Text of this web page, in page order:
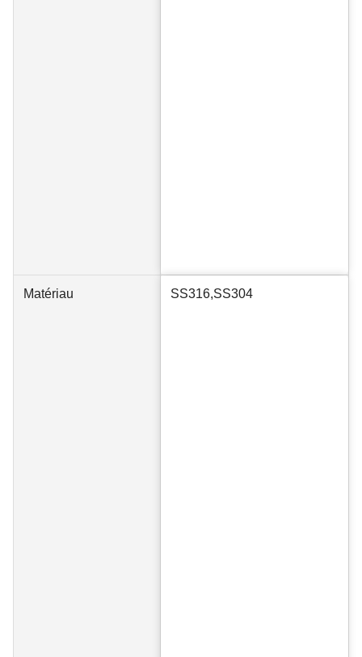
Matériau SS316,SS304